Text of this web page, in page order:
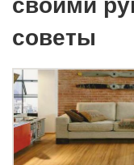
советы